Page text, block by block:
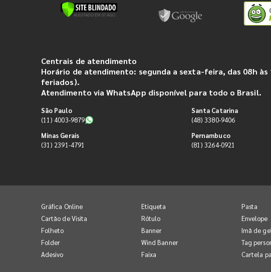
Centrais de atendimento
Horário de atendimento: segunda a sexta-feira, das 08h às
feriados).
Atendimento via WhatsApp disponível para todo o Brasil.
São Paulo
(11) 4003-9879
Minas Gerais
(31) 2391-4791
Santa Catarina
(48) 3380-9406
Pernambuco
(81) 3264-0921
Gráfica Online
Cartão de Visita
Folheto
Folder
Adesivo
Etiqueta
Rótulo
Banner
Wind Banner
Faixa
Pasta
Envelope
Imã de
Tag
Cartela